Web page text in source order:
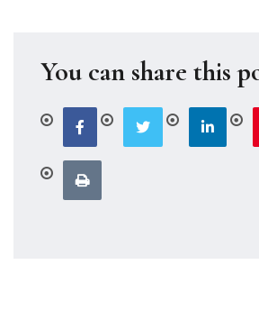
You can share this